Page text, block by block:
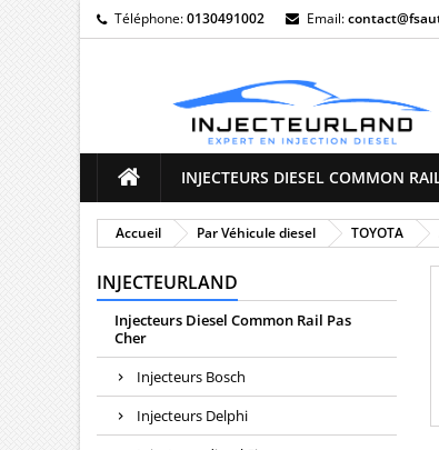
Téléphone:0130491002 Email:
INJECTEURS DIESEL COMMON
Accueil Par Véhicule diesel TOYOTA
INJECTEURLAND
Injecteurs Diesel Common Rail Pas
Cher
Injecteurs Bosch
Injecteurs Delphi